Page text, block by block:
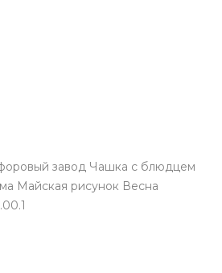
завод Чашка с блюдцем
Майская рисунок Весна